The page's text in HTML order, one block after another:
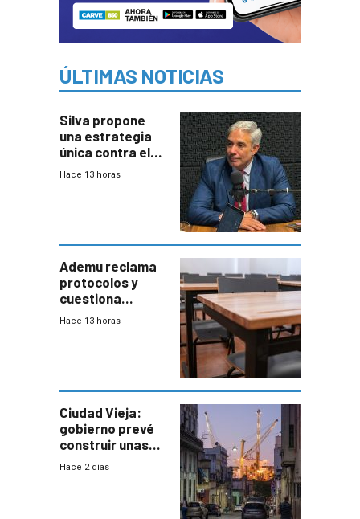
ÚLTIMAS NOTICIAS
Silva propone
una estrategia
única contra el
narcotráfico y
Hace 13 horas
Ademu reclama
protocolos y
cuestiona
demora de
Hace 13 horas
Ciudad Vieja:
gobierno prevé
construir unas
mil viviendas en
Hace 2 días